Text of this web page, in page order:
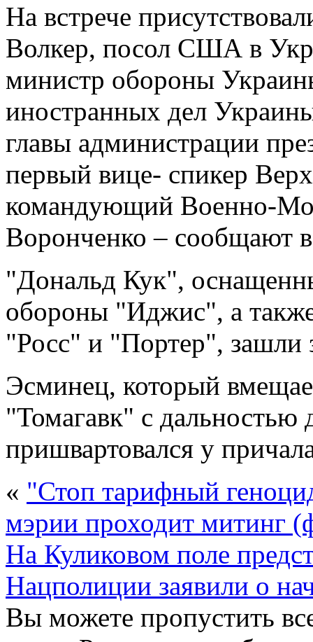
На встрече
Волкер, посол США в
министр обороны
иностранных дел
главы администрации
первый вице- спикер
командующий Военно-
Воронченко – сообщают
"Дональд Кук",
обороны "Иджис", а
"Росс" и "Портер", зашли
Эсминец, который
"Томагавк" с дальностью
пришвартовался у
« "Стоп тарифный
мэрии проходит митинг
На Куликовом поле
Нацполиции заявили о
Вы можете пропустить